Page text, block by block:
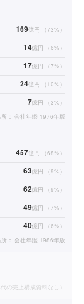
169億円 （73%）
14億円 （6%）
17億円 （7%）
24億円 （ 10%）
7億円 （3%）
： 会社年鑑 1976年版
457億円 （68%）
63億円 （9%）
62億円 （9%）
49億円 （7%）
40億円 （6%）
： 会社年鑑 1986年版
の売上構成資料なし）